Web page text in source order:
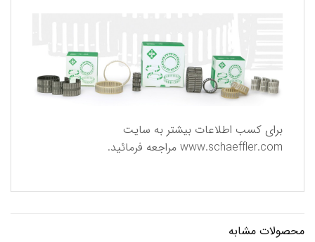
برای كسب اطلاعات بیشتر به سایت
www.schaeffler.com مراجعه فرمائید.
محصولات مشابه